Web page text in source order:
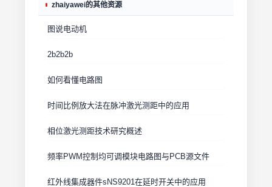
zhaiyawei的其他资源
图说电动机
2b2b2b
如何看懂电路图
时间比例放大法在脉冲激光测距中的应用
相位激光测距技术研究概述
频率PWM控制均可调模块电路图与PCB源文件
红外线集成器件sNS9201在延时开关中的应用